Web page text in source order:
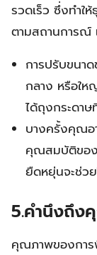
รวดเร็ว ซึ่งทำใ
ตามสถานการณ์
การปรับขนา
กลาง หรือใ
ได้ถุงกระดา
บางครั้งคุณอ
คุณสมบัติของ
ยืดหยุ่นจะช่ว
5.คำนึงถึ
คุณภาพของกา